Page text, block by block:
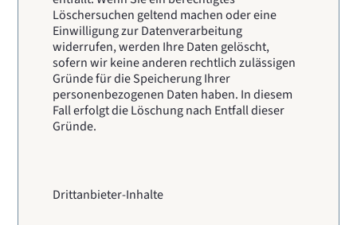
Löschersuchen geltend machen oder eine
Einwilligung zur Datenverarbeitung
widerrufen, werden Ihre Daten gelöscht,
sofern wir keine anderen rechtlich zulässigen
Gründe für die Speicherung Ihrer
personenbezogenen Daten haben. In diesem
Fall erfolgt die Löschung nach Entfall dieser
Gründe.
Drittanbieter-Inhalte